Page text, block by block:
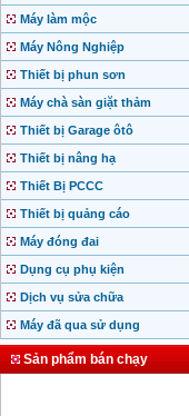
Máy làm mộc
Máy Nông Nghiệp
Thiết bị phun sơn
Máy chà sàn giặt thảm
Thiết bị Garage ôtô
Thiết bị nâng hạ
Thiết Bị PCCC
Thiết bị quảng cáo
Máy đóng đai
Dụng cụ phụ kiện
Dịch vụ sửa chữa
Máy đã qua sử dụng
Sản phẩm bán chạy